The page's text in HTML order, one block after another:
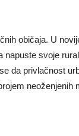
običaja. U
napuste svoje
da privlačnost
neoženjenih